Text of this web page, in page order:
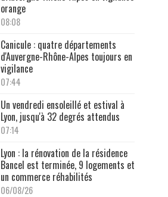
orange
08:08
Canicule : quatre départements
d'Auvergne-Rhône-Alpes toujours en
vigilance
07:44
Un vendredi ensoleillé et estival à
Lyon, jusqu'à 32 degrés attendus
07:14
Lyon : la rénovation de la résidence
Bancel est terminée, 9 logements et
un commerce réhabilités
06/08/26